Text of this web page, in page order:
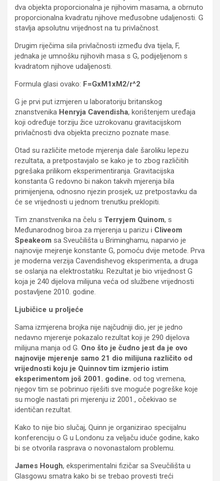
dva objekta proporcionalna je njihovim masama, a obrnuto
proporcionalna kvadratu njihove međusobne udaljenosti. G
stavlja apsolutnu vrijednost na tu privlačnost.
Drugim riječima sila privlačnosti između dva tijela, F,
jednaka je umnošku njihovih masa s G, podijeljenom s
kvadratom njihove udaljenosti.
Formula glasi ovako: F=GxM1xM2/r^2
G je prvi put izmjeren u laboratoriju britanskog
znanstvenika Henryja Cavendisha, korištenjem uređaja
koji određuje torziju žice uzrokovanu gravitacijskom
privlačnosti dva objekta precizno poznate mase.
Otad su različite metode mjerenja dale šaroliku lepezu
rezultata, a pretpostavjalo se kako je to zbog različitih
pgrešaka prilikom eksperimentiranja. Gravitacijska
konstanta G redovno bi nakon takvih mjerenja bila
primijenjena, odnosno njezin prosjek, uz pretpostavku da
će se vrijednosti u jednom trenutku preklopiti.
Tim znanstvenika na čelu s Terryjem Quinom, s
Međunarodnog biroa za mjerenja u parizu i Cliveom
Speakeom sa Sveučilišta u Briminghamu, naparvio je
najnovije mejrenje konstante G, pomoću dvije metode. Prva
je moderna verzija Cavendishevog eksperimenta, a druga
se oslanja na elektrostatiku. Rezultat je bio vrijednost G
koja je 240 dijelova milijuna veća od službene vrijednosti
postavljene 2010. godine.
Ljubičice u proljeće
Sama izmjerena brojka nije najčudniji dio, jer je jedno
nedavno mjerenje pokazalo rezultat koji je 290 dijelova
milijuna manja od G. Ono što je čudno jest da je ovo
najnovije mjerenje samo 21 dio milijuna različito od
vrijednosti koju je Quinnov tim izmjerio istim
eksperimentom još 2001. godine. od tog vremena,
njegov tim se pobrinuo riješiti sve moguće pogreške koje
su mogle nastati pri mjerenju iz 2001., očekivao se
identičan rezultat.
Kako to nije bio slučaj, Quinn je organizirao specijalnu
konferenciju o G u Londonu za veljaču iduće godine, kako
bi se otvorila rasprava o novonastalom problemu.
James Hough, eksperimentalni fizičar sa Sveučilišta u
Glasgowu smatra kako bi se trebao provesti treći